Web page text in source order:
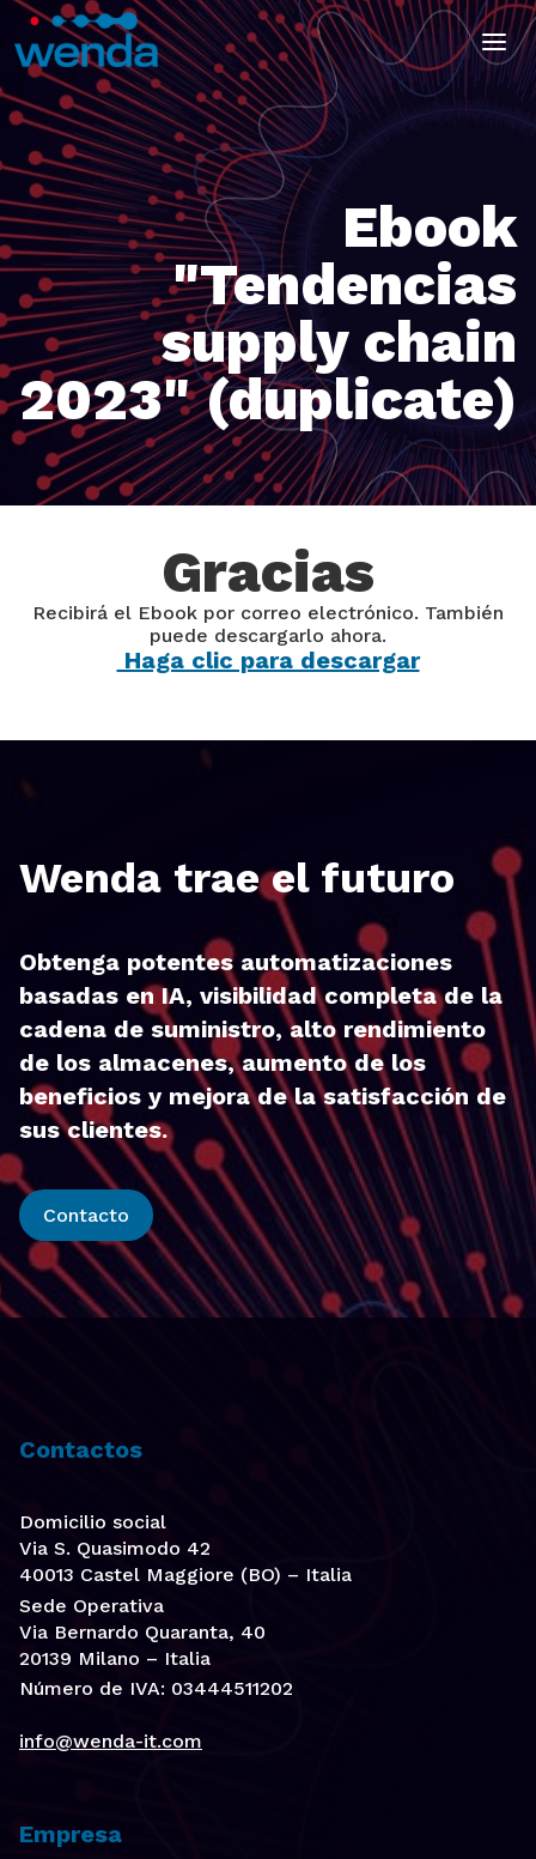
Ebook
"Tendencias
supply chain
2023" (duplicate)
Gracias
Recibirá el Ebook por correo electrónico. También
puede descargarlo ahora.
Haga clic para descargar
Wenda trae el futuro
Obtenga potentes automatizaciones
basadas en IA, visibilidad completa de la
cadena de suministro, alto rendimiento
de los almacenes, aumento de los
beneficios y mejora de la satisfacción de
sus clientes.
Contacto
Contactos
Domicilio social
Via S. Quasimodo 42
40013 Castel Maggiore (BO) – Italia
Sede Operativa
Via Bernardo Quaranta, 40
20139 Milano – Italia
Número de IVA: 03444511202
info@wenda-it.com
Empresa